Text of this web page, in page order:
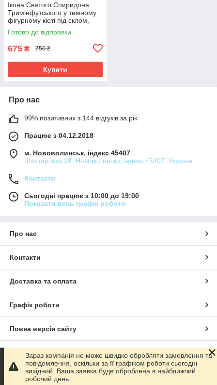
Ікона Святого Спиридона
Тримінфутського у темному
фігурному кіоті під склом,
розмір кіота 32×28, сюжет
20×24.
Готово до відправки
675 ₴ 750 ₴
Купити
Про нас
99% позитивних з 144 відгуків за рік
Працює з 04.12.2018
м. Нововолинськ, індекс 45407
Шахтарська 28, Нововолинськ, індекс 45407, Україна
Контакти
Сьогодні працює з 10:00 до 19:00
Показати весь графік роботи
Про нас
Контакти
Доставка та оплата
Графік роботи
Повна версія сайту
Сайт створено на маркетплейсі Prom.ua
Політика конфіденційності
Зараз компанія не може швидко обробляти замовлення та
повідомлення, оскільки за її графіком роботи сьогодні
вихідний. Ваша заявка буде оброблена в найближчий
робочий день.